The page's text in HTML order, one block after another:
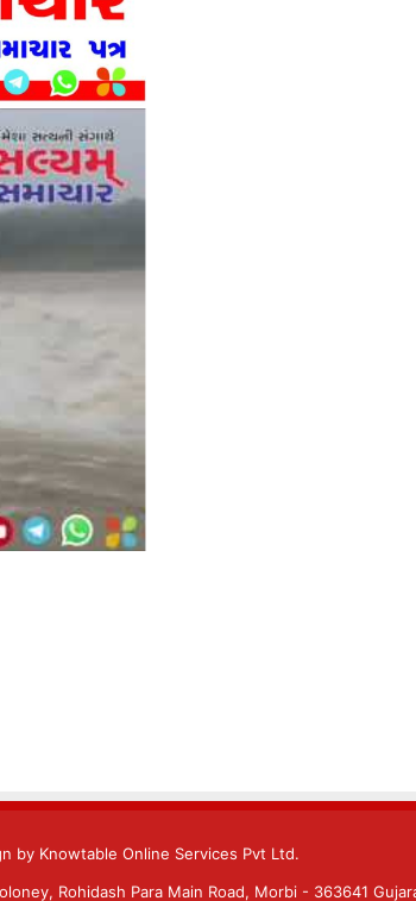
by Knowtable Online Services Pvt Ltd.
Rohidash Para Main Road, Morbi - 363641